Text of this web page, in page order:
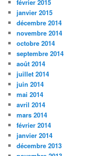
février 2015
janvier 2015
décembre 2014
novembre 2014
octobre 2014
septembre 2014
août 2014
juillet 2014
juin 2014
mai 2014
avril 2014
mars 2014
février 2014
janvier 2014
décembre 2013